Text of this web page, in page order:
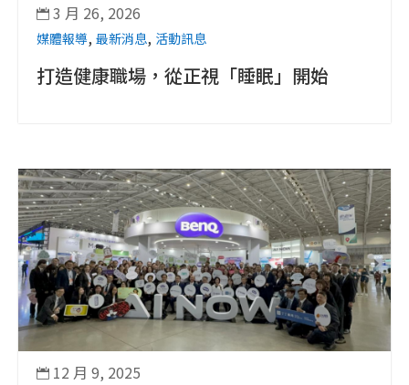
媒體報導, 最新消息, 活動訊息
打造健康職場，從正視「睡眠」開始
 3 月 26, 2026
 12 月 9, 2025